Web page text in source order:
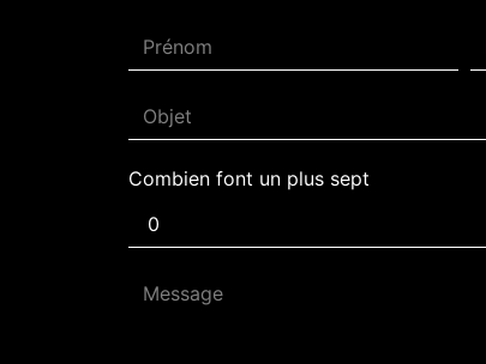
Combien font un plus sept